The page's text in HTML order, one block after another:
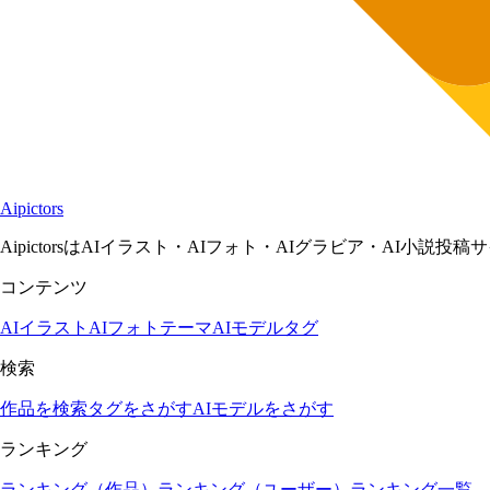
Aipictors
AipictorsはAIイラスト・AIフォト・AIグラビア・AI小説投稿サ
コンテンツ
AIイラスト AIフォト テーマAIモデルタグ
検索
作品を検索タグをさがすAIモデルをさがす
ランキング